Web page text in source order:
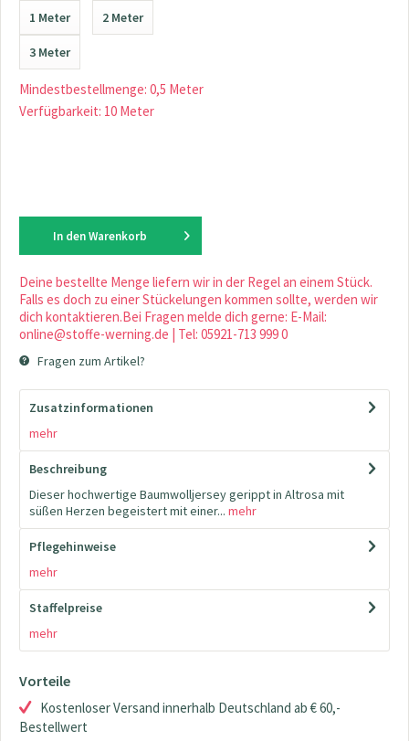
1 Meter 2 Meter
3 Meter
Mindestbestellmenge: 0,5 Meter
Verfügbarkeit: 10 Meter
In den Warenkorb
Deine bestellte Menge liefern wir in der Regel an einem Stück.
Falls es doch zu einer Stückelungen kommen sollte, werden wir
dich kontaktieren.Bei Fragen melde dich gerne: E-Mail:
online@stoffe-werning.de | Tel: 05921-713 999 0
Fragen zum Artikel?
Zusatzinformationen
mehr
Beschreibung
Dieser hochwertige Baumwolljersey gerippt in Altrosa mit
süßen Herzen begeistert mit einer... mehr
Pflegehinweise
mehr
Staffelpreise
mehr
Vorteile
Kostenloser Versand innerhalb Deutschland ab € 60,-
Bestellwert